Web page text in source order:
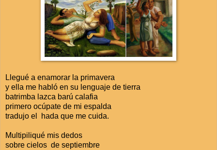
Llegué a enamorar la primavera
y ella me habló en su lenguaje de tierra
batrimba lazca barú calafia
primero ocúpate de mi espalda
tradujo el hada que me cuida.
Multipiliqué mis dedos
sobre cielos de septiembre